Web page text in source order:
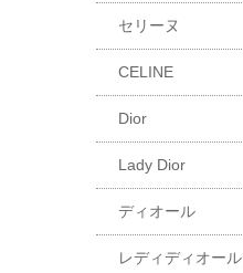
セリーヌ
CELINE
Dior
Lady Dior
ディオール
レディディオール